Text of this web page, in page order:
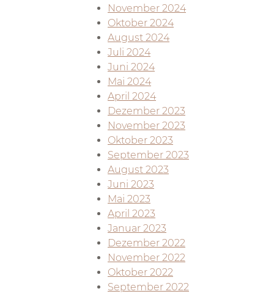
November 2024
Oktober 2024
August 2024
Juli 2024
Juni 2024
Mai 2024
April 2024
Dezember 2023
November 2023
Oktober 2023
September 2023
August 2023
Juni 2023
Mai 2023
April 2023
Januar 2023
Dezember 2022
November 2022
Oktober 2022
September 2022